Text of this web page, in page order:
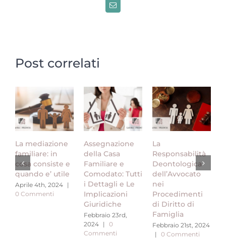
Email
Post correlati
La mediazione
familiare: in
cosa consiste e
quando e’ utile
Aprile 4th, 2024 |
0 Commenti
Assegnazione
della Casa
Familiare e
Comodato: Tutti
i Dettagli e Le
Implicazioni
Giuridiche
Febbraio 23rd,
2024 | 0
Commenti
La
Responsabilità
Deontologica
dell’Avvocato
nei
Procedimenti
di Diritto di
Famiglia
Febbraio 21st, 2024
| 0 Commenti